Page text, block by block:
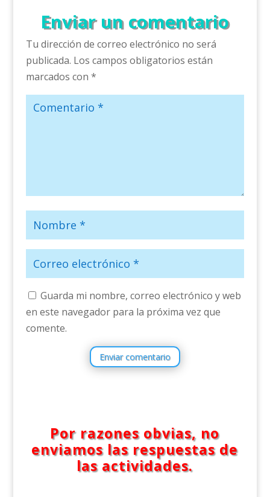
Enviar un comentario
Tu dirección de correo electrónico no será
publicada. Los campos obligatorios están
marcados con *
Guarda mi nombre, correo electrónico y web
en este navegador para la próxima vez que
comente.
Enviar comentario
Por razones obvias, no
enviamos las respuestas de
las actividades.